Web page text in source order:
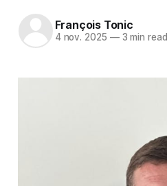
François Tonic
4 nov. 2025 —3 min read